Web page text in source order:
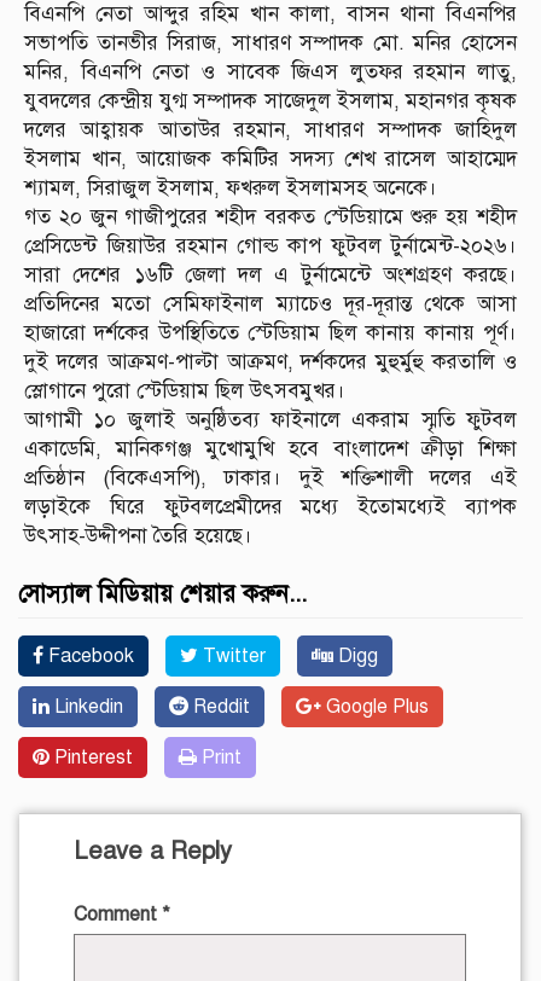
বিএনপি নেতা আব্দুর রহিম খান কালা, বাসন থানা বিএনপির
সভাপতি তানভীর সিরাজ, সাধারণ সম্পাদক মো. মনির হোসেন
মনির, বিএনপি নেতা ও সাবেক জিএস লুতফর রহমান লাতু,
যুবদলের কেন্দ্রীয় যুগ্ম সম্পাদক সাজেদুল ইসলাম, মহানগর কৃষক
দলের আহ্বায়ক আতাউর রহমান, সাধারণ সম্পাদক জাহিদুল
ইসলাম খান, আয়োজক কমিটির সদস্য শেখ রাসেল আহাম্মেদ
শ্যামল, সিরাজুল ইসলাম, ফখরুল ইসলামসহ অনেকে।
গত ২০ জুন গাজীপুরের শহীদ বরকত স্টেডিয়ামে শুরু হয় শহীদ
প্রেসিডেন্ট জিয়াউর রহমান গোল্ড কাপ ফুটবল টুর্নামেন্ট-২০২৬।
সারা দেশের ১৬টি জেলা দল এ টুর্নামেন্টে অংশগ্রহণ করছে।
প্রতিদিনের মতো সেমিফাইনাল ম্যাচেও দূর-দূরান্ত থেকে আসা
হাজারো দর্শকের উপস্থিতিতে স্টেডিয়াম ছিল কানায় কানায় পূর্ণ।
দুই দলের আক্রমণ-পাল্টা আক্রমণ, দর্শকদের মুহুর্মুহু করতালি ও
স্লোগানে পুরো স্টেডিয়াম ছিল উৎসবমুখর।
আগামী ১০ জুলাই অনুষ্ঠিতব্য ফাইনালে একরাম স্মৃতি ফুটবল
একাডেমি, মানিকগঞ্জ মুখোমুখি হবে বাংলাদেশ ক্রীড়া শিক্ষা
প্রতিষ্ঠান (বিকেএসপি), ঢাকার। দুই শক্তিশালী দলের এই
লড়াইকে ঘিরে ফুটবলপ্রেমীদের মধ্যে ইতোমধ্যেই ব্যাপক
উৎসাহ-উদ্দীপনা তৈরি হয়েছে।
সোস্যাল মিডিয়ায় শেয়ার করুন...
Facebook Twitter Digg
Linkedin Reddit Google Plus
Pinterest Print
Leave a Reply
Comment *